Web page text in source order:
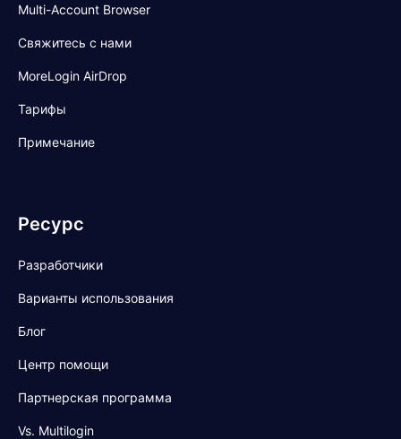
Multi-Account Browser
Свяжитесь с нами
MoreLogin AirDrop
Тарифы
Примечание
Ресурс
Разработчики
Варианты использования
Блог
Центр помощи
Партнерская программа
Vs. Multilogin